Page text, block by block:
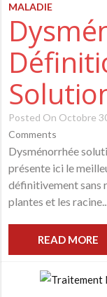
MALADIE
Posted On Octobre
Comments
Dysménorrhée
présente ici le
définitivement sans
plantes et les
READ MORE